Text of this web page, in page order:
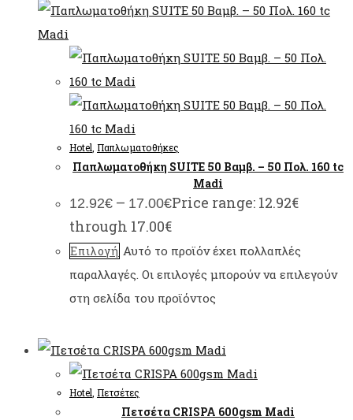
Hotel Παπλωματοθήκες
Παπλωματοθήκη SUITE 50 Βαμβ. – 50 Πολ. 160 tc
Madi
12.92€ – 17.00€Price range: 12.92€
through 17.00€
Επιλογή Αυτό το προϊόν έχει πολλαπλές
παραλλαγές. Οι επιλογές μπορούν να επιλεγούν
στη σελίδα του προϊόντος
Hotel Πετσέτες
Πετσέτα CRISPA 600gsm Madi